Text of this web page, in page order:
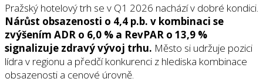
Pražský hotelový trh se v Q1 2026 nachází v dobré kondici.
Nárůst obsazenosti o 4,4 p.b. v kombinaci se
zvýšením ADR o 6,0 % a RevPAR o 13,9 %
signalizuje zdravý vývoj trhu. Město si udržuje pozici
lídra v regionu a předčí konkurenci z hlediska kombinace
obsazenosti a cenové úrovně.